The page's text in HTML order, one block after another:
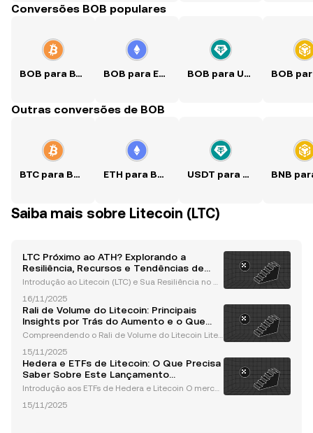
Conversões BOB populares
BOB para BTC BOB para ETH BOB para USDT
Outras conversões de BOB
BTC para BOB ETH para BOB USDT para BOB
Saiba mais sobre Litecoin (LTC)
LTC Próximo ao ATH? Explorando a
Resiliência, Recursos e Tendências de
Mercado do Litecoin
Introdução ao Litecoin (LTC) e Sua Resiliência no M
o a "prata para o ouro do Bitcoin", tem consistentem
ente demonstrado sua resiliência no mercado de
16/11/2025
Rali de Volume do Litecoin: Principais
Insights por Trás do Aumento e o Que
Isso Significa para os Investidores
Compreendendo o Rali de Volume do Litecoin Litec
m relação ao ouro do Bitcoin", recentemente captur
ou uma atenção significativa devido a um notável a
um
15/11/2025
Hedera e ETFs de Litecoin: O Que Precisa
Saber Sobre Este Lançamento
Revolucionário
Introdução aos ETFs de Hedera e Litecoin O merca
ormadora com a introdução de novos ETFs de cript
15/11/2025